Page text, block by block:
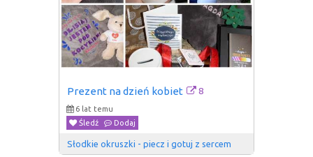
Prezent na dzień kobiet 8
6 lat temu
Śledź
Dodaj
Słodkie okruszki - piecz i gotuj z sercem